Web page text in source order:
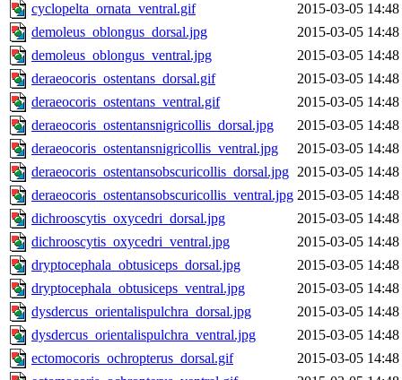
cyclopelta_ornata_ventral.gif
2015-03-05 14:48
demoleus_oblongus_dorsal.jpg
2015-03-05 14:48
demoleus_oblongus_ventral.jpg
2015-03-05 14:48
deraeocoris_ostentans_dorsal.gif
2015-03-05 14:48
deraeocoris_ostentans_ventral.gif
2015-03-05 14:48
deraeocoris_ostentansnigricollis_dorsal.jpg
2015-03-05 14:48
deraeocoris_ostentansnigricollis_ventral.jpg
2015-03-05 14:48
deraeocoris_ostentansobscuricollis_dorsal.jpg 2015-03-05 14:48
deraeocoris_ostentansobscuricollis_ventral.jpg 2015-03-05 14:48
dichrooscytis_oxycedri_dorsal.jpg
2015-03-05 14:48
dichrooscytis_oxycedri_ventral.jpg
2015-03-05 14:48
dryptocephala_obtusiceps_dorsal.jpg
2015-03-05 14:48
dryptocephala_obtusiceps_ventral.jpg
2015-03-05 14:48
dysdercus_orientalispulchra_dorsal.jpg
2015-03-05 14:48
dysdercus_orientalispulchra_ventral.jpg
2015-03-05 14:48
ectomocoris_ochropterus_dorsal.gif
2015-03-05 14:48